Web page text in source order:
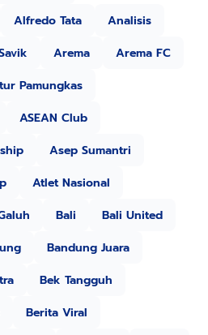
Alfredo Tata
Analisis
Arema
Arema FC
Pamungkas
ASEAN Club
Asep Sumantri
Atlet Nasional
Bali
Bali United
Bandung Juara
Bek Tangguh
Berita Viral